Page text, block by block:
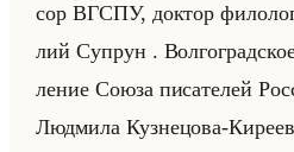
сор ВГСПУ, док­тор
лий Су­прун .
ле­ние Союза пи­са­те­лей
Люд­ми­ла Куз­не­цо­ва-